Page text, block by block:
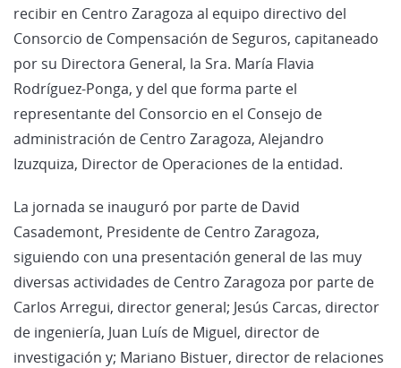
recibir en Centro Zaragoza al equipo directivo del
Consorcio de Compensación de Seguros, capitaneado
por su Directora General, la Sra. María Flavia
Rodríguez-Ponga, y del que forma parte el
representante del Consorcio en el Consejo de
administración de Centro Zaragoza, Alejandro
Izuzquiza, Director de Operaciones de la entidad.
La jornada se inauguró por parte de David
Casademont, Presidente de Centro Zaragoza,
siguiendo con una presentación general de las muy
diversas actividades de Centro Zaragoza por parte de
Carlos Arregui, director general; Jesús Carcas, director
de ingeniería, Juan Luís de Miguel, director de
investigación y; Mariano Bistuer, director de relaciones